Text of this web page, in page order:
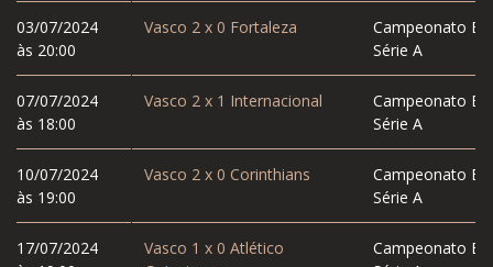
03/07/2024
às 20:00
07/07/2024
às 18:00
10/07/2024
às 19:00
17/07/2024
Vasco 2 x 0 Fortaleza
Campeonato
Série A
Vasco 2 x 1 Internacional
Campeonato
Série A
Vasco 2 x 0 Corinthians
Campeonato
Série A
Vasco 1 x 0 Atlético
Campeonato